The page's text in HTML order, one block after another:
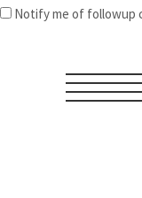
Notify me of followup